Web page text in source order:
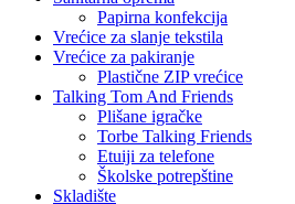
Papirna konfekcija
Vrećice za slanje tekstila
Vrećice za pakiranje
Plastične ZIP vrećice
Talking Tom And Friends
Plišane igračke
Torbe Talking Friends
Etuiji za telefone
Školske potrepštine
Skladište